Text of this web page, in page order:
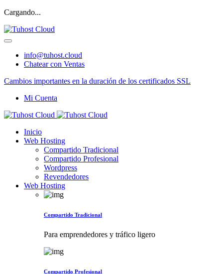
Cargando...
info@tuhost.cloud
Chatear con Ventas
Cambios importantes en la duración de los certificados SSL
Mi Cuenta
Inicio
Web Hosting
Compartido Tradicional
Compartido Profesional
Wordpress
Revendedores
Web Hosting
Compartido Tradicional
Para emprendedores y tráfico ligero
Compartido Profesional